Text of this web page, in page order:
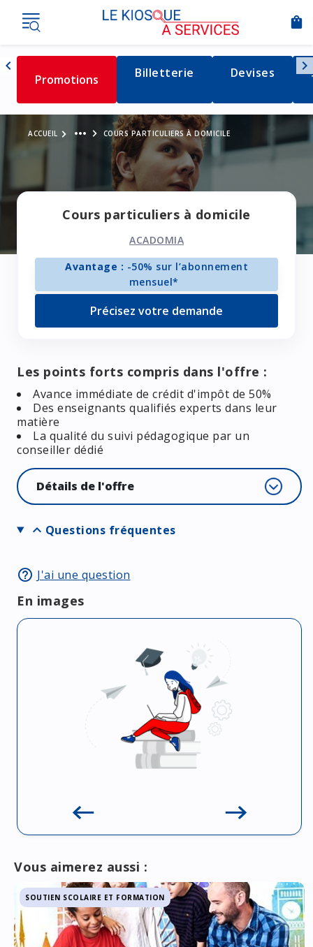
shopping_bag
chevron_left
Naviguer vers la gauche
Détail de la catégorie
Promotions Détail de la catégorie
Billetterie Détail de la
Devises chevron_right
ACCUEIL Voir le fil d'Ariane
more_horiz COURS PARTICULIERS À DOMICILE
Cours particuliers à domicile
ACADOMIA
Avantage : -50% sur l’abonnement
mensuel*
Précisez votre demande
Les points forts compris dans l'offre :
Avance immédiate de crédit d'impôt de 50%
Des enseignants qualifiés experts dans leur
matière
La qualité du suivi pédagogique par un
conseiller dédié
Détails de l'offre
expand_more Questions fréquentes
help_outline J'ai une question
En images
Vous aimerez aussi :
SOUTIEN SCOLAIRE ET FORMATION